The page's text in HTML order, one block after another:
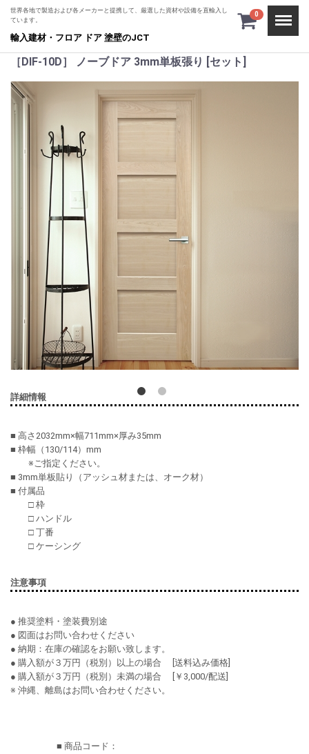
世界各地で製造および各メーカーと提携して、厳選した資材や設備を直輸入し
ています。
輸入建材・フロア ドア 塗壁のJCT
0
［DIF-10D］ ノーブドア 3mm単板張り [セット]
詳細情報
■ 高さ2032mm×幅711mm×厚み35mm
■ 枠幅（130/114）mm
※ご指定ください。
■ 3mm単板貼り（アッシュ材または、オーク材）
■ 付属品
□ 枠
□ ハンドル
□ 丁番
□ ケーシング
注意事項
● 推奨塗料・塗装費別途
● 図面はお問い合わせください
● 納期：在庫の確認をお願い致します。
● 購入額が３万円（税別）以上の場合 [送料込み価格]
● 購入額が３万円（税別）未満の場合 [￥3,000/配送]
※ 沖縄、離島はお問い合わせください。
■ 商品コード：